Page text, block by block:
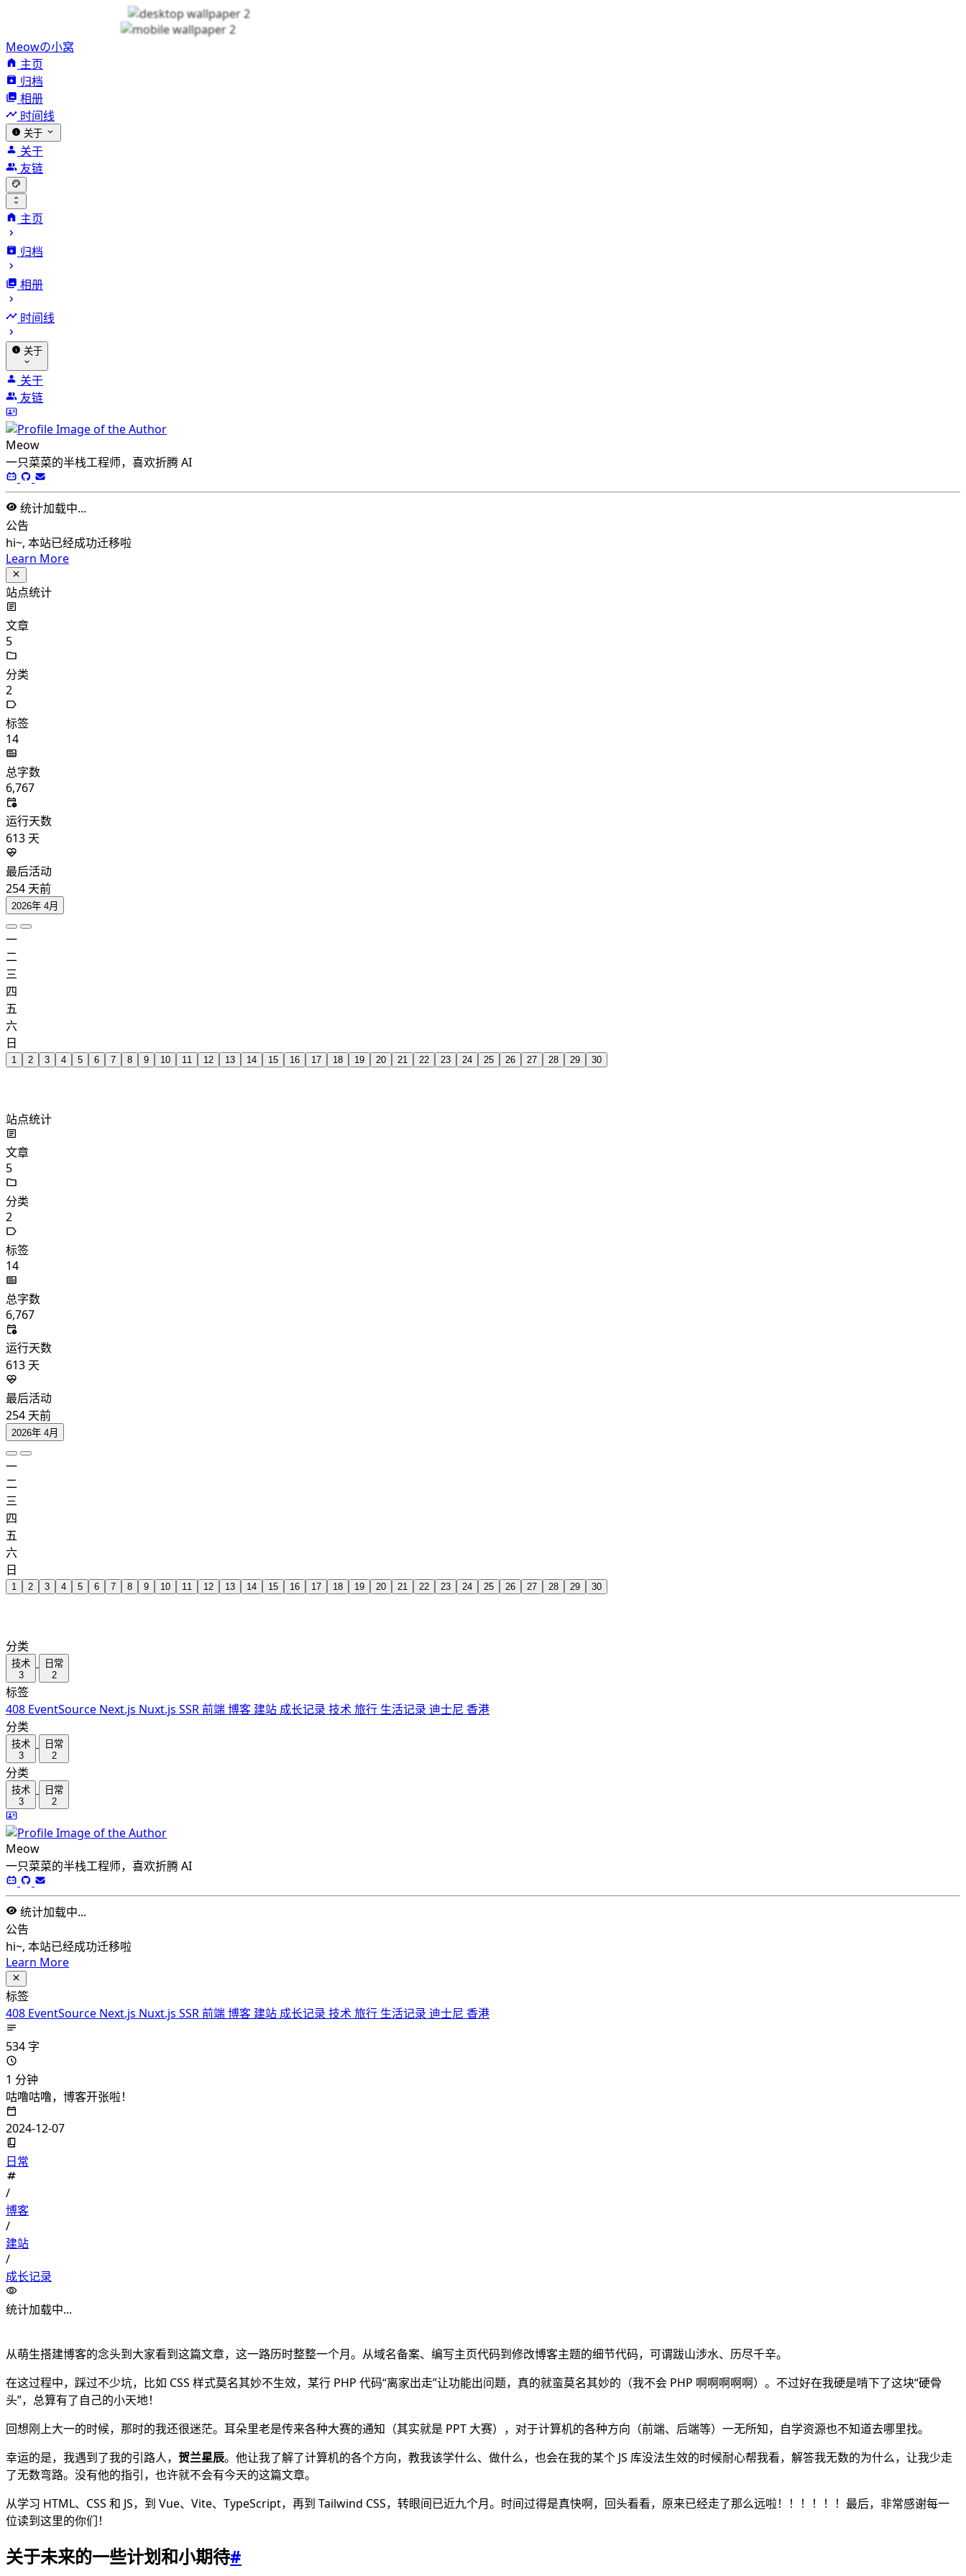
Meowの小窝
主页
归档
相册
时间线
关于
关于
友链
主页
归档
相册
时间线
关于
关于
友链
Meow
一只菜菜的半栈工程师，喜欢折腾 AI
统计加载中...
公告
hi~, 本站已经成功迁移啦
Learn More
站点统计
文章
5
分类
2
标签
14
总字数
6,767
运行天数
613 天
最后活动
254 天前
2026年 4月
一
二
三
四
五
六
日
1 2 3 4 5 6 7 8 9 10 11 12 13 14 15 16 17 18 19 20 21 22 23 24 25 26 27 28 29 30
站点统计
文章
5
分类
2
标签
14
总字数
6,767
运行天数
613 天
最后活动
254 天前
2026年 4月
一
二
三
四
五
六
日
1 2 3 4 5 6 7 8 9 10 11 12 13 14 15 16 17 18 19 20 21 22 23 24 25 26 27 28 29 30
分类
技术
3
日常
2
标签
408 EventSource Next.js Nuxt.js SSR前端博客 建站 成长记录 技术旅行 生活记录 迪士尼 香港
分类
技术
3
日常
2
分类
技术
3
日常
2
Meow
一只菜菜的半栈工程师，喜欢折腾 AI
统计加载中...
公告
hi~, 本站已经成功迁移啦
Learn More
标签
408 EventSource Next.js Nuxt.js SSR前端博客 建站 成长记录 技术旅行 生活记录 迪士尼 香港
534 字
1 分钟
咕噜咕噜，博客开张啦！
2024-12-07
日常
/
博客
/
建站
/
成长记录
统计加载中...
从萌生搭建博客的念头到大家看到这篇文章，这一路历时整整一个月。从域名备案、编写主页代码到修改博客主题的细节代码，可谓跋山涉水、历尽千辛。
在这过程中，踩过不少坑，比如 CSS 样式莫名其妙不生效，某行 PHP 代码“离家出走”让功能出问题，真的就蛮莫名其妙的（我不会 PHP 啊啊啊啊啊）。不过好在我硬是啃下了这块“硬骨
头”，总算有了自己的小天地！
回想刚上大一的时候，那时的我还很迷茫。耳朵里老是传来各种大赛的通知（其实就是 PPT 大赛），对于计算机的各种方向（前端、后端等）一无所知，自学资源也不知道去哪里找。
幸运的是，我遇到了我的引路人， 贺兰星辰。他让我了解了计算机的各个方向，教我该学什么、做什么，也会在我的某个 JS 库没法生效的时候耐心帮我看，解答我无数的为什么，让我少走
了无数弯路。没有他的指引，也许就不会有今天的这篇文章。
从学习 HTML、CSS 和 JS，到 Vue、Vite、TypeScript，再到 Tailwind CSS，转眼间已近九个月。时间过得是真快啊，回头看看，原来已经走了那么远啦！！！！！！最后，非常感谢每一
位读到这里的你们！
关于未来的一些计划和小期待#